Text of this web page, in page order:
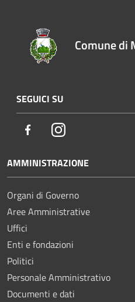
Comune di
SEGUICI SU
FacebookInstagram
AMMINISTRAZIONE
Organi di Governo
Aree Amministrative
Uffici
Enti e fondazioni
Politici
Personale Amministrativo
Documenti e dati